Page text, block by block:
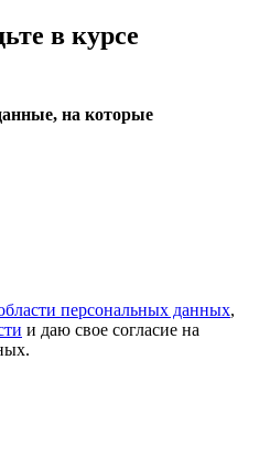
в курсе
на которые
персональных данных,
и даю свое согласие на